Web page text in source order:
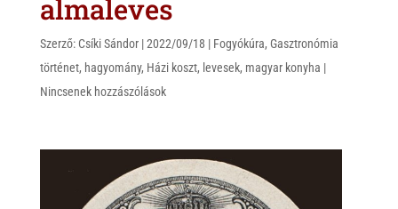
almaleves
Szerző: Csíki Sándor|2022/09/18 | Fogyókúra, Gasztronómia
történet, hagyomány, Házi koszt, levesek, magyar konyha |
Nincsenek hozzászólások